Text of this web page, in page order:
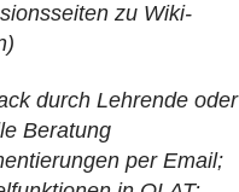
zu Wiki-
durch Lehrende oder
Beratung
per Email;